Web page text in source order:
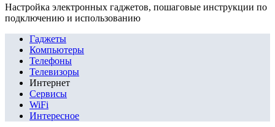
Настройка электронных гаджетов, пошаговые инструкции по
подключению и использованию
Гаджеты
Компьютеры
Телефоны
Телевизоры
Интернет
Сервисы
WiFi
Интересное